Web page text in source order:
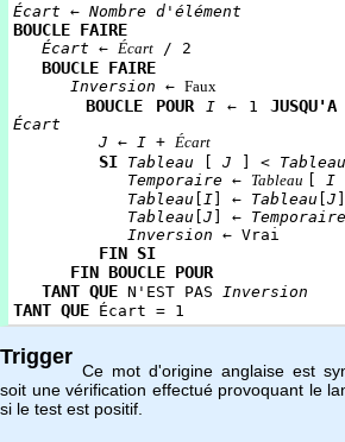
Écart ← Nombre d'élément
BOUCLE FAIRE
Écart ← Écart / 2
BOUCLE FAIRE
Inversion ← Faux
BOUCLE POUR I← 1JUSQU'A
Écart
J ← I + Écart
SI Tableau [ J ] <
Temporaire ← Tableau [ I
Tableau [ I] ← Tableau [J ]
Tableau [J ] ← Temporaire
Inversion ← Vrai
FIN SI
FIN BOUCLE POUR
TANT QUE N'EST PAS Inversion
TANT QUE Écart = 1
Trigger
Ce mot d'origine anglaise est
soit une vérification effectué provoquant le
si le test est positif.